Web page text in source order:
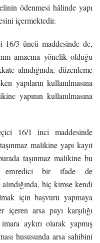
ödenmesi hâlinde yapı
içermektedir.
16/3 üncü maddesinde de,
amacına yönelik olduğu
alındığında, düzenleme
yapıların kullanılmasına
yapının kullanılmasına
16/1 inci maddesinde
malikine yapı kayıt
taşınmaz malikine bu
emredici bir ifade de
hiç kimse kendi
için başvuru yapmaya
içeren arsa payı karşılığı
aykırı olarak yapmış
hususunda arsa sahibini